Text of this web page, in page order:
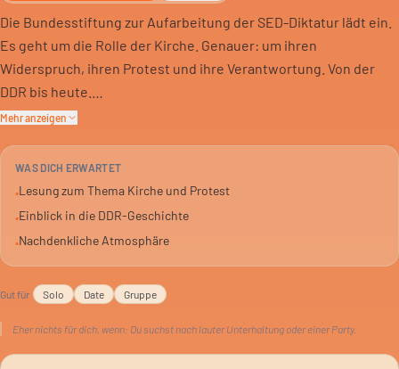
Die Bundesstiftung zur Aufarbeitung der SED-Diktatur lädt ein.
Es geht um die Rolle der Kirche. Genauer: um ihren
Widerspruch, ihren Protest und ihre Verantwortung. Von der
DDR bis heute.
Zeiten des Umbruchs positionierten. Welche Haltung nahmen
sie ein? Wann wurde Widerspruch nötig, und welche
Konsequenzen hatte das?
Ein Abend für alle, die sich für Geschichte und gesellschaftliche
Vergangenheit zu verstehen und Bezüge zur Gegenwart zu
ziehen.
Mehr anzeigen
WAS DICH ERWARTET
•Lesung zum Thema Kirche und Protest
•Einblick in die DDR-Geschichte
•Nachdenkliche Atmosphäre
Gut für Solo Date Gruppe
Eher nichts für dich, wenn: Du suchst nach lauter Unterhaltung oder einer Party.